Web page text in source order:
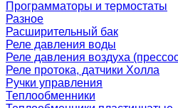
Программаторы и термостаты
Разное
Расширительный бак
Реле давления воды
Реле давления воздуха
Реле протока, датчики Холла
Ручки управления
Теплообменники